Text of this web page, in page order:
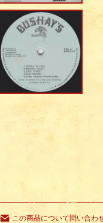
この商品について問い合わ